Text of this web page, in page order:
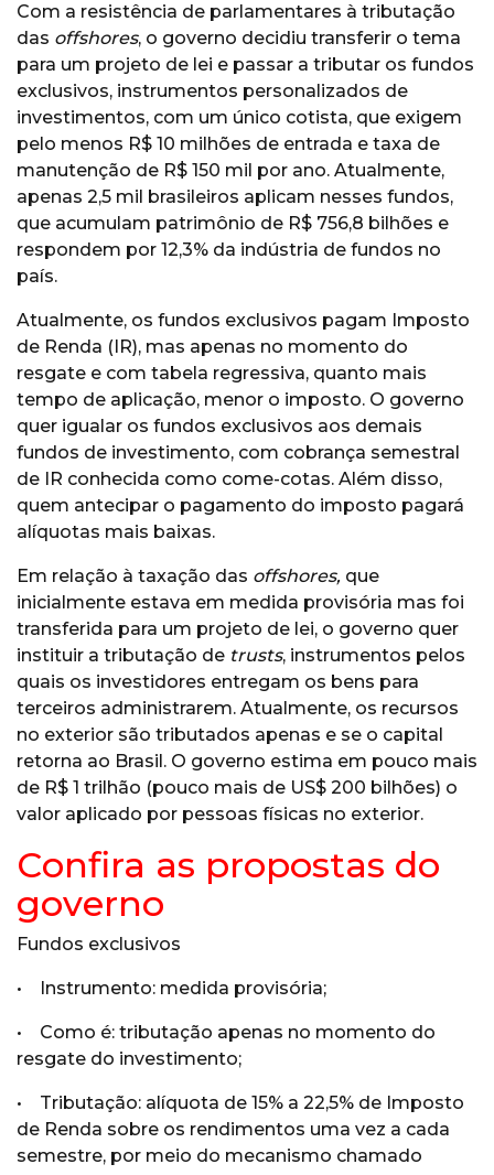
Com a resistência de parlamentares à tributação
das offshores, o governo decidiu transferir o tema
para um projeto de lei e passar a tributar os fundos
exclusivos, instrumentos personalizados de
investimentos, com um único cotista, que exigem
pelo menos R$ 10 milhões de entrada e taxa de
manutenção de R$ 150 mil por ano. Atualmente,
apenas 2,5 mil brasileiros aplicam nesses fundos,
que acumulam patrimônio de R$ 756,8 bilhões e
respondem por 12,3% da indústria de fundos no
país.
Atualmente, os fundos exclusivos pagam Imposto
de Renda (IR), mas apenas no momento do
resgate e com tabela regressiva, quanto mais
tempo de aplicação, menor o imposto. O governo
quer igualar os fundos exclusivos aos demais
fundos de investimento, com cobrança semestral
de IR conhecida como come-cotas. Além disso,
quem antecipar o pagamento do imposto pagará
alíquotas mais baixas.
Em relação à taxação das offshores, que
inicialmente estava em medida provisória mas foi
transferida para um projeto de lei, o governo quer
instituir a tributação de trusts, instrumentos pelos
quais os investidores entregam os bens para
terceiros administrarem. Atualmente, os recursos
no exterior são tributados apenas e se o capital
retorna ao Brasil. O governo estima em pouco mais
de R$ 1 trilhão (pouco mais de US$ 200 bilhões) o
valor aplicado por pessoas físicas no exterior.
Confira as propostas do
governo
Fundos exclusivos
• Instrumento: medida provisória;
• Como é: tributação apenas no momento do
resgate do investimento;
• Tributação: alíquota de 15% a 22,5% de Imposto
de Renda sobre os rendimentos uma vez a cada
semestre, por meio do mecanismo chamado